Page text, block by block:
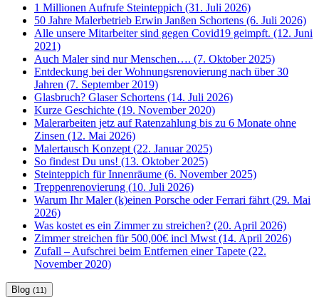
1 Millionen Aufrufe Steinteppich (31. Juli 2026)
50 Jahre Malerbetrieb Erwin Janßen Schortens (6. Juli 2026)
Alle unsere Mitarbeiter sind gegen Covid19 geimpft. (12. Juni
2021)
Auch Maler sind nur Menschen…. (7. Oktober 2025)
Entdeckung bei der Wohnungsrenovierung nach über 30
Jahren (7. September 2019)
Glasbruch? Glaser Schortens (14. Juli 2026)
Kurze Geschichte (19. November 2020)
Malerarbeiten jetz auf Ratenzahlung bis zu 6 Monate ohne
Zinsen (12. Mai 2026)
Malertausch Konzept (22. Januar 2025)
So findest Du uns! (13. Oktober 2025)
Steinteppich für Innenräume (6. November 2025)
Treppenrenovierung (10. Juli 2026)
Warum Ihr Maler (k)einen Porsche oder Ferrari fährt (29. Mai
2026)
Was kostet es ein Zimmer zu streichen? (20. April 2026)
Zimmer streichen für 500,00€ incl Mwst (14. April 2026)
Zufall – Aufschrei beim Entfernen einer Tapete (22.
November 2020)
Blog (11)